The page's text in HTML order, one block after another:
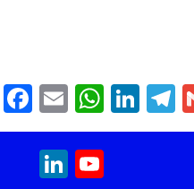
F
a
c
E
m
ai
W
h
Li
n
T
LinkedIn